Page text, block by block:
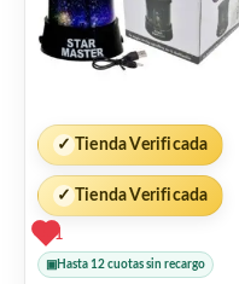
✓ Tienda Verificada
✓ Tienda Verificada
1
▣ Hasta 12 cuotas sin recargo